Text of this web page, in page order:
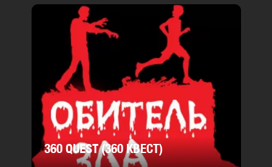
360 QUEST (360 КВЕСТ)